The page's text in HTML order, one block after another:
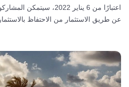
اعتبارًا من 6 يناير 2022،
عن طريق الاستثمار من الاحتفاظ